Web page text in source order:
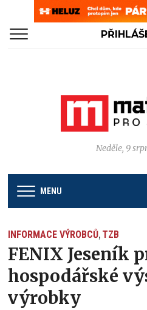
Neděle, 9
MENU
INFORMACE VÝROBCŮ, TZB
FENIX Jeseník
hospodářské
výrobky